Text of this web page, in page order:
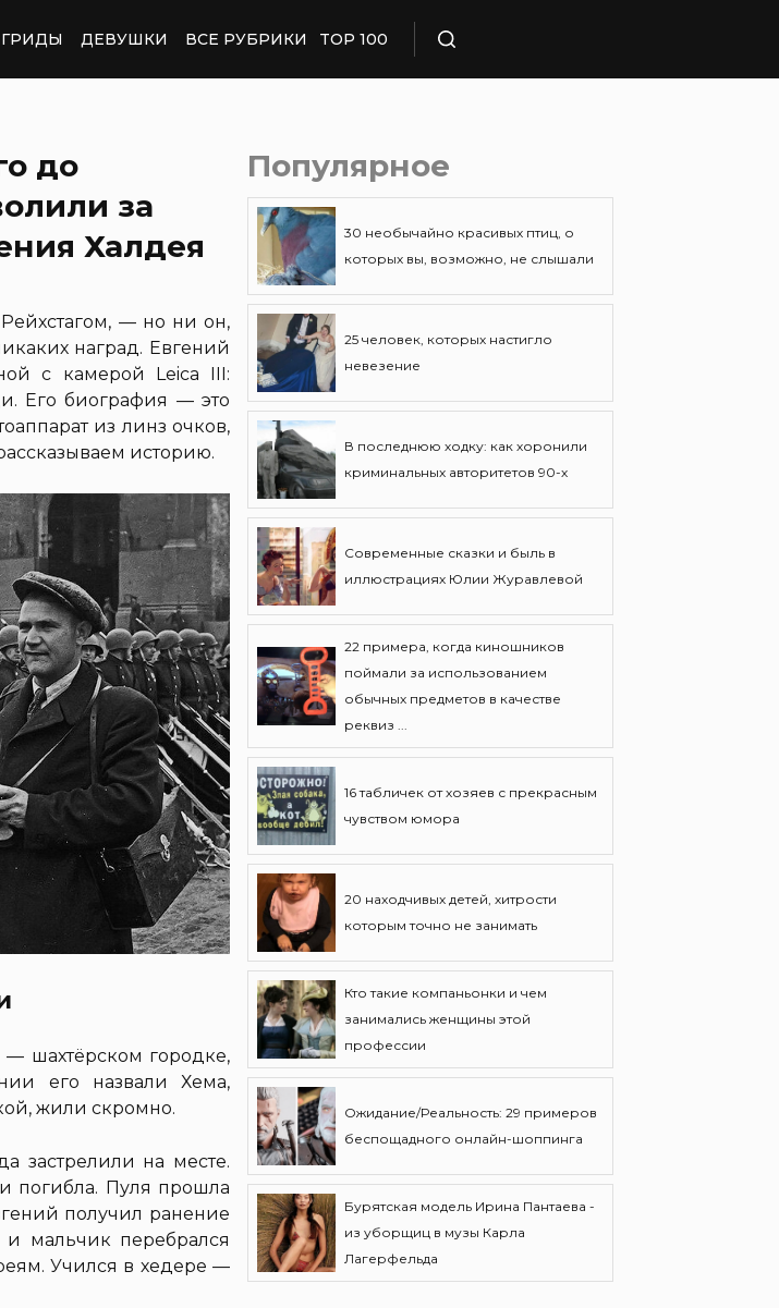
ДЕВУШКИ ВСЕ РУБРИКИ TOP 100
до
за
Халдея
— но ни он,
наград. Евгений
с камерой Leica III:
Его биография — это
из линз очков,
историю.
— шахтёрском городке,
его назвали Хема,
жили скромно.
застрелили на месте.
погибла. Пуля прошла
получил ранение
мальчик перебрался
Учился в хедере —
Популярное
30 необычайно красивых птиц, о
которых вы, возможно, не слышали
25 человек, которых настигло
невезение
В последнюю ходку: как хоронили
криминальных авторитетов 90-х
Современные сказки и быль в
иллюстрациях Юлии Журавлевой
22 примера, когда киношников
поймали за использованием
обычных предметов в качестве
реквиз ...
16 табличек от хозяев с прекрасным
чувством юмора
20 находчивых детей, хитрости
которым точно не занимать
Кто такие компаньонки и чем
занимались женщины этой
профессии
Ожидание/Реальность: 29 примеров
беспощадного онлайн-шоппинга
Бурятская модель Ирина Пантаева -
из уборщиц в музы Карла
Лагерфельда